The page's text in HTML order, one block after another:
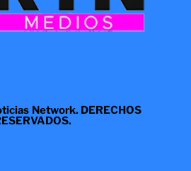
Network. DERECHOS